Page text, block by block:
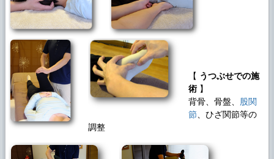
【 うつぶせでの施
術】
背骨、骨盤、
股関
節 、ひざ関節等の
調整